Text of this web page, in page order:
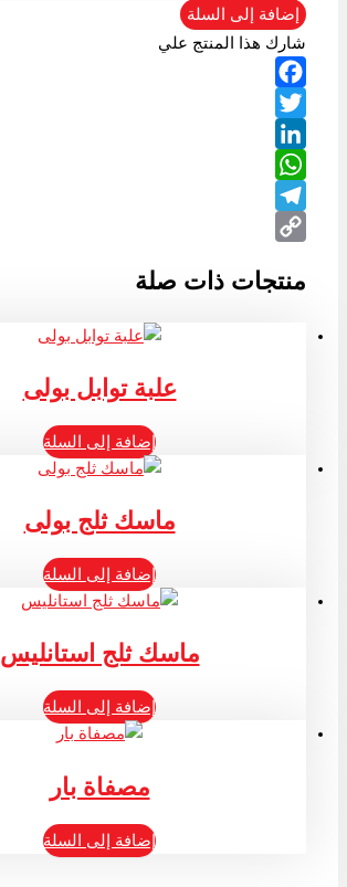
إضافة إلى السلة
شارك هذا المنتج علي
Facebook
Twitter
LinkedIn
WhatsApp
Telegram
Link
منتجات ذات صلة
علبة توابل بولى
إضافة إلى السلة
ماسك ثلج بولى
إضافة إلى السلة
ماسك ثلج استانليس
إضافة إلى السلة
مصفاة بار
إضافة إلى السلة